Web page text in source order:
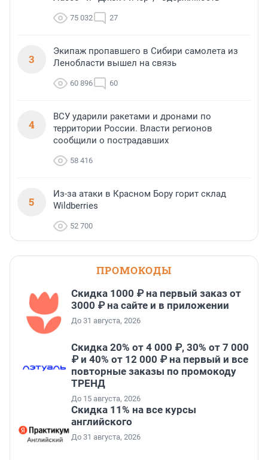
75 032 27
3
Экипаж пропавшего в Сибири самолета из
Ленобласти вышел на связь
60 896 60
4
ВСУ ударили ракетами и дронами по
территории России. Власти регионов
сообщили о пострадавших
58 416
5
Из-за атаки в Красном Бору горит склад
Wildberries
52 700
ПРОМОКОДЫ
Скидка 1000 ₽ на первый заказ от
3000 ₽ на сайте и в приложении
До 31 августа, 2026
Скидка 20% от 4 000 ₽, 30% от 7 000
₽ и 40% от 12 000 ₽ на первый и все
повторные заказы по промокоду
ТРЕНД
До 15 августа, 2026
Скидка 11% на все курсы
английского
До 31 августа, 2026